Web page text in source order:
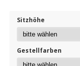
Sitzhöhe
Gestellfarben